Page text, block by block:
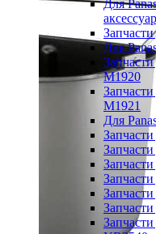
Для
Для
M1920
M1921
Для